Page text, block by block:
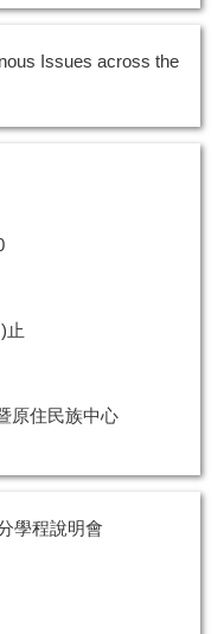
Issues across the
止
原住民族中心
學程說明會